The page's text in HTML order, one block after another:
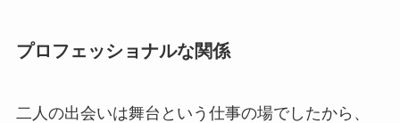
プロフェッショナルな関係
二人の出会いは舞台という仕事の場でしたから、